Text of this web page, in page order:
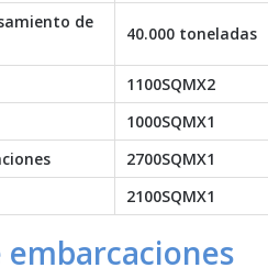
de
40.000 toneladas
1100SQMX2
1000SQMX1
2700SQMX1
2100SQMX1
embarcaciones